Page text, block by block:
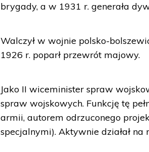
brygady, a w 1931 r. generała
Walczył w wojnie polsko-
1926 r. poparł przewrót majowy.
Jako II wiceminister spraw
spraw wojskowych. Funkcję tę
armii, autorem odrzuconego
specjalnymi). Aktywnie działał